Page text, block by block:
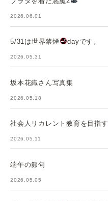
2026.06.01
5/31は世界禁煙 dayです。
2026.05.31
坂本花織さん写真集
2026.05.18
社会人リカレント教育を目指す
2026.05.11
端午の節句
2026.05.05